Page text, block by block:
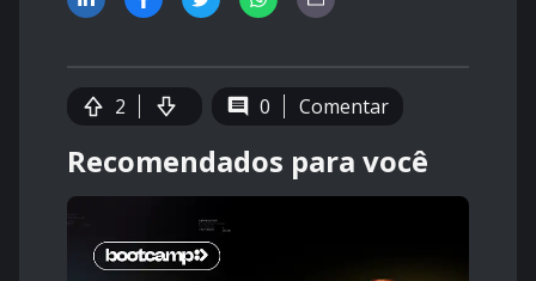
2 0 Comentar
Recomendados para você